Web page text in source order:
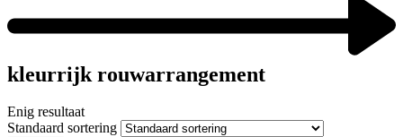
kleurrijk rouwarrangement
Enig resultaat
Standaard sortering